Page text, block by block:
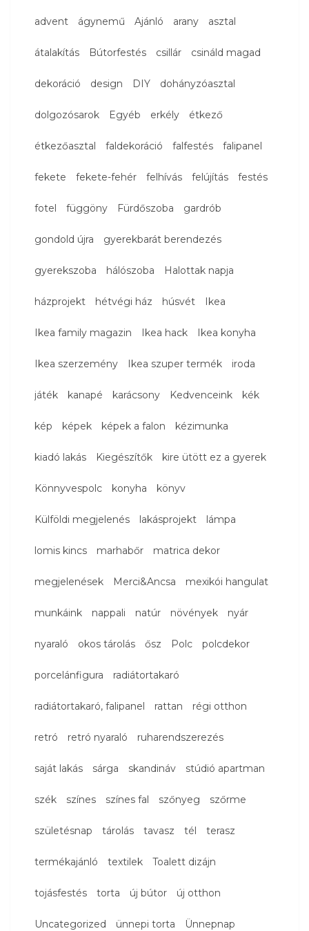
advent ágynemű Ajánló arany asztal
átalakítás Bútorfestés csillár csináld magad
dekoráció design DIY dohányzóasztal
dolgozósarok Egyéb erkély étkező
étkezőasztal faldekoráció falfestés falipanel
fekete fekete-fehér felhívás felújítás festés
fotel függöny Fürdőszoba gardrób
gondold újra gyerekbarát berendezés
gyerekszoba hálószoba Halottak napja
házprojekt hétvégi ház húsvét Ikea
Ikea family magazin Ikea hack Ikea konyha
Ikea szerzemény Ikea szuper termék iroda
játék kanapé karácsony Kedvenceink kék
kép képek képek a falon kézimunka
kiadó lakás Kiegészítők kire ütött ez a gyerek
Könnyvespolc konyha könyv
Külföldi megjelenés lakásprojekt lámpa
lomis kincs marhabőr matrica dekor
megjelenések Merci&Ancsa mexikói hangulat
munkáink nappali natúr növények nyár
nyaraló okos tárolás ősz Polc polcdekor
porcelánfigura radiátortakaró
radiátortakaró, falipanel rattan régi otthon
retró retró nyaraló ruharendszerezés
saját lakás sárga skandináv stúdió apartman
szék színes színes fal szőnyeg szőrme
születésnap tárolás tavasz tél terasz
termékajánló textilek Toalett dizájn
tojásfestés torta új bútor új otthon
Uncategorized ünnepi torta Ünnepnap